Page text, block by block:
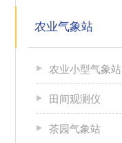
农业气象站
农业小型气象站
田间观测仪
茶园气象站